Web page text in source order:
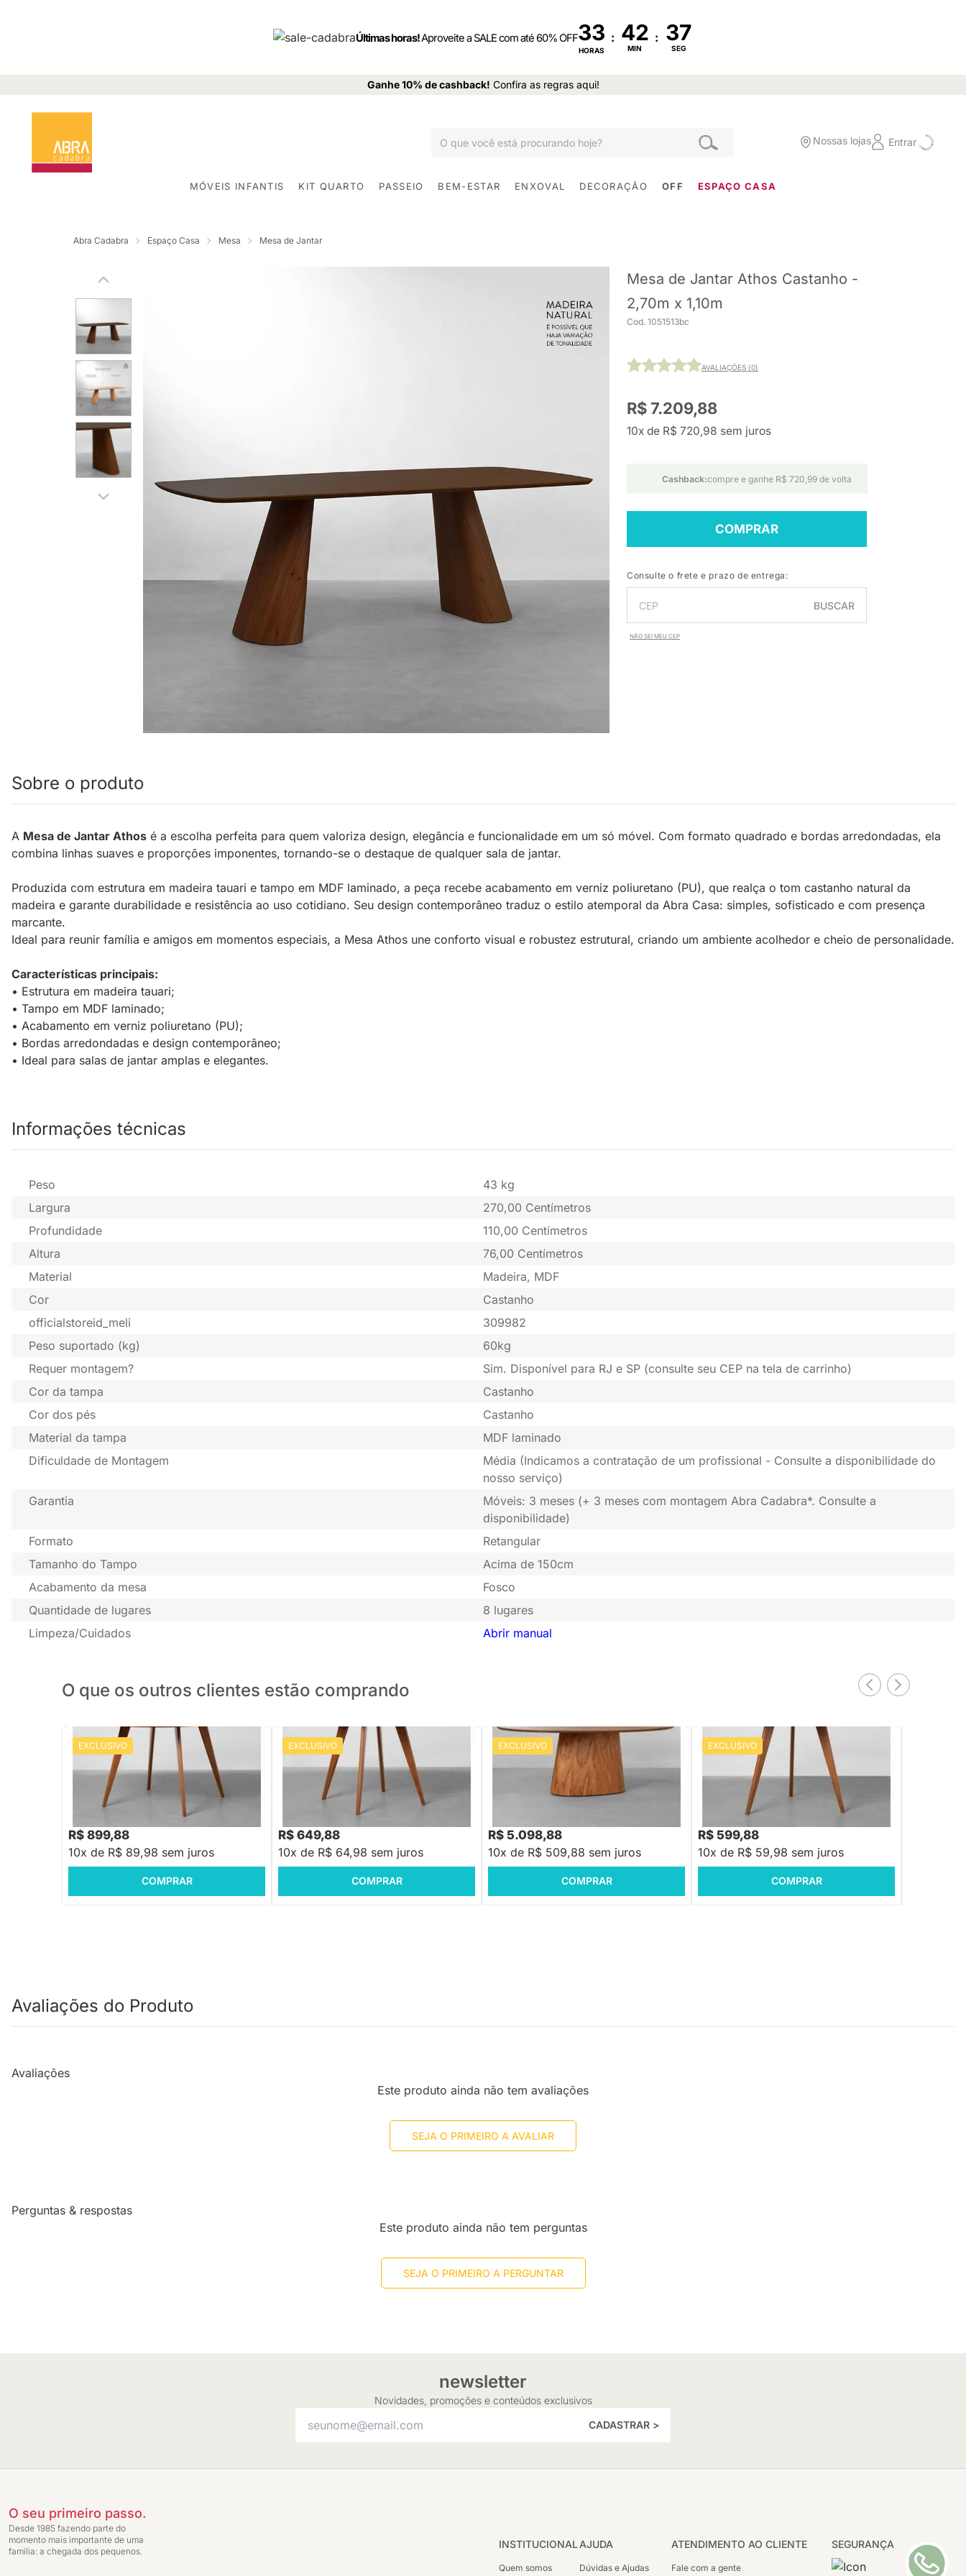
Últimas horas!Aproveite a SALE com até 60% OFF33
HORAS
:
MIN
:
SEG
Ganhe 10% de cashback! Confira as regras aqui!
Nossas lojas Entrar
MÓVEIS INFANTIS KIT QUARTO PASSEIO BEM-ESTAR ENXOVAL DECORAÇÃO OFF ESPAÇO CASA
Abra Cadabra Espaço Casa Mesa Mesa de Jantar
Mesa de Jantar Athos Castanho -
2,70m x 1,10m
Cod. 1051513bc
AVALIAÇÕES (0)
R$ 7.209,88
10x de R$ 720,98 sem juros
Cashback:compre e ganhe R$ 720,99 de volta
COMPRAR
Consulte o frete e prazo de entrega:
BUSCAR
NÃO SEI MEU CEP
Sobre o produto
A Mesa de Jantar Athos é a escolha perfeita para quem valoriza design, elegância e funcionalidade em um só móvel. Com formato quadrado e bordas arredondadas, ela
combina linhas suaves e proporções imponentes, tornando-se o destaque de qualquer sala de jantar.
Produzida com estrutura em madeira tauari e tampo em MDF laminado, a peça recebe acabamento em verniz poliuretano (PU), que realça o tom castanho natural da
madeira e garante durabilidade e resistência ao uso cotidiano. Seu design contemporâneo traduz o estilo atemporal da Abra Casa: simples, sofisticado e com presença
marcante.
Ideal para reunir família e amigos em momentos especiais, a Mesa Athos une conforto visual e robustez estrutural, criando um ambiente acolhedor e cheio de personalidade.
Características principais:
• Estrutura em madeira tauari;
• Tampo em MDF laminado;
• Acabamento em verniz poliuretano (PU);
• Bordas arredondadas e design contemporâneo;
• Ideal para salas de jantar amplas e elegantes.
Informações técnicas
Peso
43 kg
Largura
270,00 Centímetros
Profundidade
110,00 Centímetros
Altura
76,00 Centímetros
Material
Madeira, MDF
Cor
Castanho
officialstoreid_meli
309982
Peso suportado (kg)
60kg
Requer montagem?
Sim. Disponível para RJ e SP (consulte seu CEP na tela de carrinho)
Cor da tampa
Castanho
Cor dos pés
Castanho
Material da tampa
MDF laminado
Dificuldade de Montagem
Média (Indicamos a contratação de um profissional - Consulte a disponibilidade do
nosso serviço)
Garantia
Móveis: 3 meses (+ 3 meses com montagem Abra Cadabra*. Consulte a
disponibilidade)
Formato
Retangular
Tamanho do Tampo
Acima de 150cm
Acabamento da mesa
Fosco
Quantidade de lugares
8 lugares
Limpeza/Cuidados
Abrir manual
O que os outros clientes estão comprando
EXCLUSIVO PRONTA ENTREGA
Mesa de Jantar Square Redonda Louro
Freijó - 1,18m
R$ 899,88
10x de R$ 89,98 sem juros
COMPRAR
EXCLUSIVO PRONTA ENTREGA
Mesa de Jantar Square Redonda Louro
Freijó - 88cm
R$ 649,88
10x de R$ 64,98 sem juros
COMPRAR
EXCLUSIVO PRONTA ENTREGA
Mesa de Jantar Tarsila Oval Cinamomo -
2,20m x 1,10m
R$ 5.098,88
10x de R$ 509,88 sem juros
COMPRAR
EXCLUSIVO PRONTA ENTREGA
Mesa de Jantar Square Tripé Redonda
Louro Freijó - 88cm
R$ 599,88
10x de R$ 59,98 sem juros
COMPRAR
Avaliações do Produto
Avaliações
Este produto ainda não tem avaliações
SEJA O PRIMEIRO A AVALIAR
Perguntas & respostas
Este produto ainda não tem perguntas
SEJA O PRIMEIRO A PERGUNTAR
newsletter
Novidades, promoções e conteúdos exclusivos
CADASTRAR >
O seu primeiro passo.
Desde 1985 fazendo parte do
momento mais importante de uma
família: a chegada dos pequenos.
INSTITUCIONAL
Quem somos
AJUDA
Dúvidas e Ajudas
SEGURANÇA
ATENDIMENTO AO CLIENTE
Fale com a gente